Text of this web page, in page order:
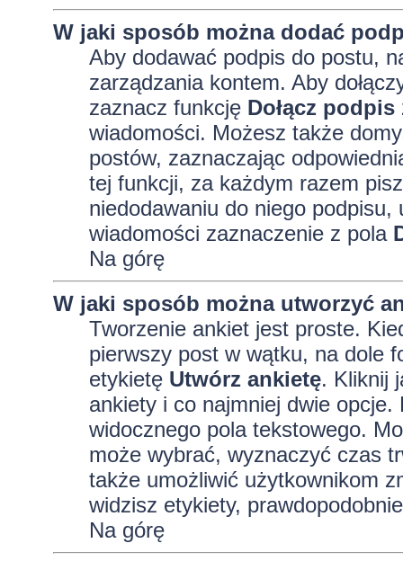
W jaki sposób można dodać
Aby dodawać podpis do postu,
zarządzania kontem. Aby
zaznacz funkcję Dołącz podpis
wiadomości. Możesz także
postów, zaznaczając
tej funkcji, za każdym razem
niedodawaniu do niego
wiadomości zaznaczenie z pola
Na górę
W jaki sposób można utworzyć
Tworzenie ankiet jest proste.
pierwszy post w wątku, na dole
etykietę Utwórz ankietę. Kliknij
ankiety i co najmniej dwie
widocznego pola tekstowego.
może wybrać, wyznaczyć czas
także umożliwić użytkownikom
widzisz etykiety,
Na górę